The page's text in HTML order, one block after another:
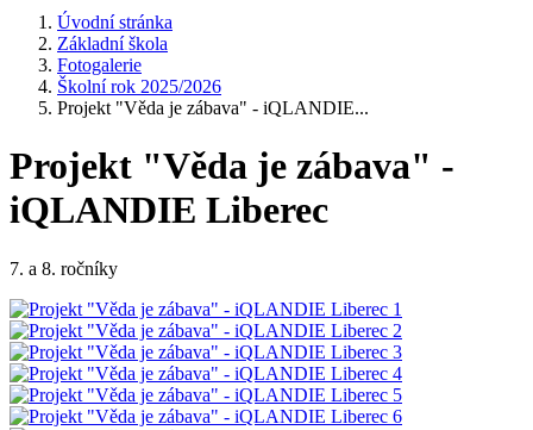
Úvodní stránka
Základní škola
Fotogalerie
Školní rok 2025/2026
Projekt "Věda je zábava" - iQLANDIE...
Projekt "Věda je zábava" -
iQLANDIE Liberec
7. a 8. ročníky